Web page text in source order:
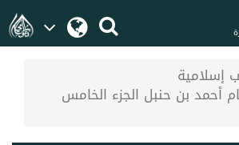
إسلامية
أحمد بن حنبل الجزء الخامس